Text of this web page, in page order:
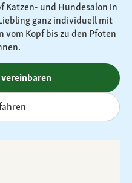
Katzen- und Hundesalon in
ganz individuell mit
Kopf bis zu den Pfoten